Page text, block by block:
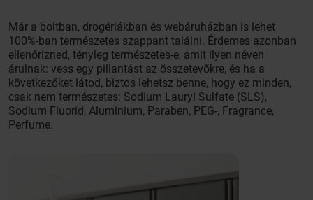
Már a boltban, drogériákban és webáruházban is lehet
100%-ban természetes szappant találni. Érdemes azonban
ellenőrizned, tényleg természetes-e, amit ilyen néven
árulnak: vess egy pillantást az összetevőkre, és ha a
következőket látod, biztos lehetsz benne, hogy ez minden,
csak nem természetes: Sodium Lauryl Sulfate (SLS),
Sodium Fluorid, Aluminium, Paraben, PEG-, Fragrance,
Perfume.